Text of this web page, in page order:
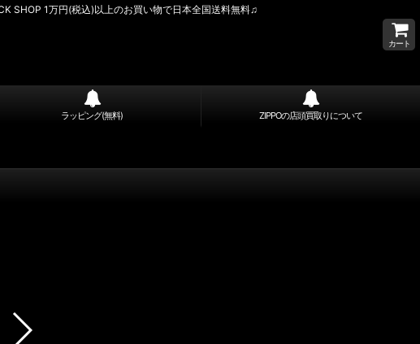
SHOP 1万円(税込)以上のお買い物で日本全国送料無料♫
カート
ラッピング(無料) ZIPPOの店頭買取りについて